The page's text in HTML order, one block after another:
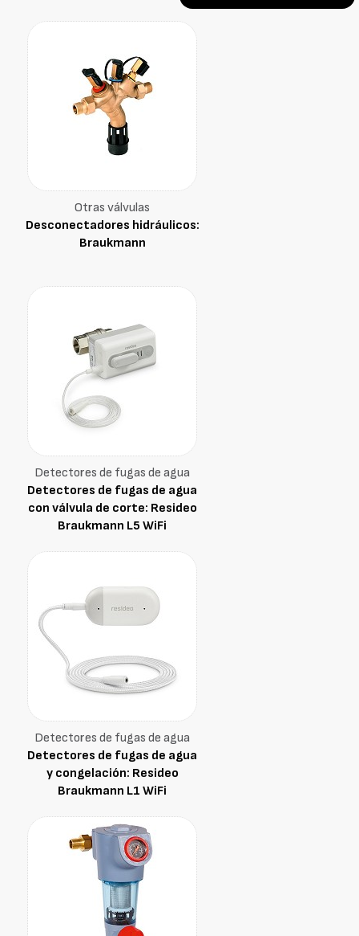
Otras válvulas
Desconectadores hidráulicos:
Braukmann
Detectores de fugas de agua
Detectores de fugas de agua
con válvula de corte: Resideo
Braukmann L5 WiFi
Detectores de fugas de agua
Detectores de fugas de agua
y congelación: Resideo
Braukmann L1 WiFi